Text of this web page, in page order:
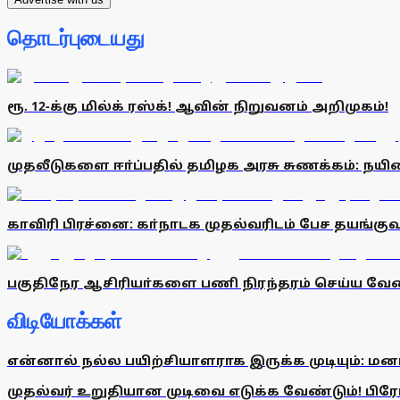
தொடர்புடையது
ரூ. 12-க்கு மில்க் ரஸ்க்! ஆவின் நிறுவனம் அறிமுகம்!
முதலீடுகளை ஈா்ப்பதில் தமிழக அரசு சுணக்கம்:
காவிரி பிரச்னை: கா்நாடக முதல்வரிடம் பேச
பகுதிநேர ஆசிரியா்களை பணி நிரந்தரம் செய்ய
விடியோக்கள்
என்னால் நல்ல பயிற்சியாளராக இருக்க முடியும்:
முதல்வர் உறுதியான முடிவை எடுக்க வேண்டும்!